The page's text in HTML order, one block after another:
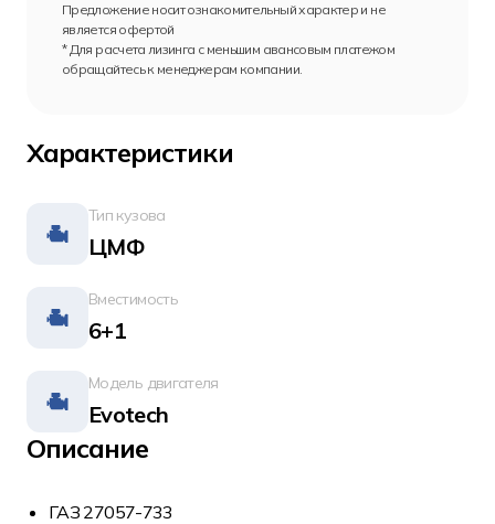
Предложение носит ознакомительный характер и не
является офертой
* Для расчета лизинга с меньшим авансовым платежом
обращайтесь к менеджерам компании.
Характеристики
Тип кузова
ЦМФ
Вместимость
6+1
Модель двигателя
Evotech
Описание
ГАЗ 27057-733